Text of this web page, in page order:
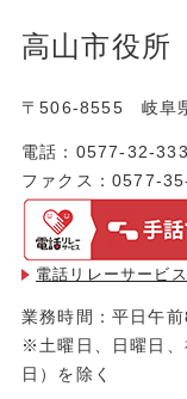
高山市役所
〒506-8555 岐阜
電話：0577-32-
ファクス：0577-
電話リレーサービ
業務時間：平日午
※土曜日、日曜日
日）を除く